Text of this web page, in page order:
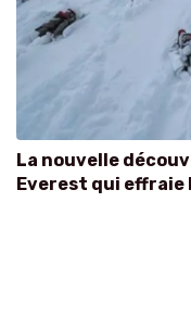
La nouvelle
Everest qui